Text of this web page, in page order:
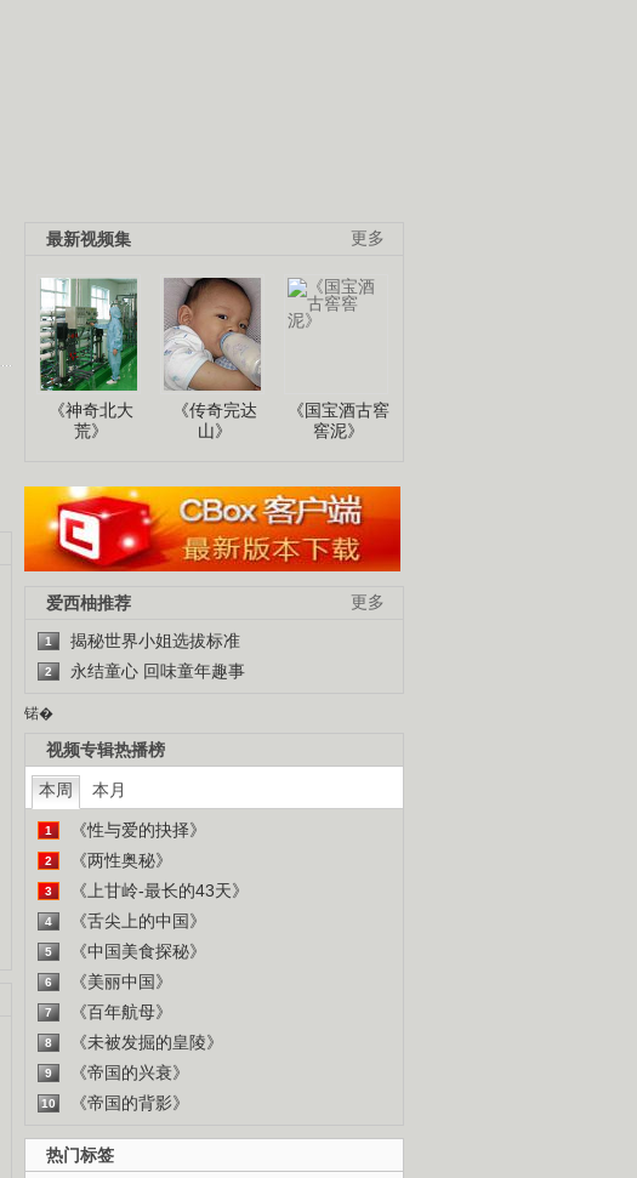
更多
最新视频集
《神奇北大
荒》
《传奇完达
山》
《国宝酒古窖
窖泥》
更多
爱西柚推荐
1 揭秘世界小姐选拔标准
2 永结童心 回味童年趣事
锘�
视频专辑热播榜
本周 本月
1 《性与爱的抉择》
2 《两性奥秘》
3 《上甘岭-最长的43天》
4 《舌尖上的中国》
5 《中国美食探秘》
6 《美丽中国》
7 《百年航母》
8 《未被发掘的皇陵》
9 《帝国的兴衰》
10 《帝国的背影》
热门标签